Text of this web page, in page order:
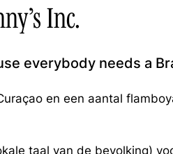
Inc.
everybody needs a
en een aantal
taal van de bevolking)